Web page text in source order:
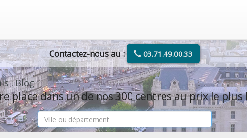
Contactez-nous au : 03.71.49.00.33
: Blog
place dans un de nos 300 centres au prix le plus